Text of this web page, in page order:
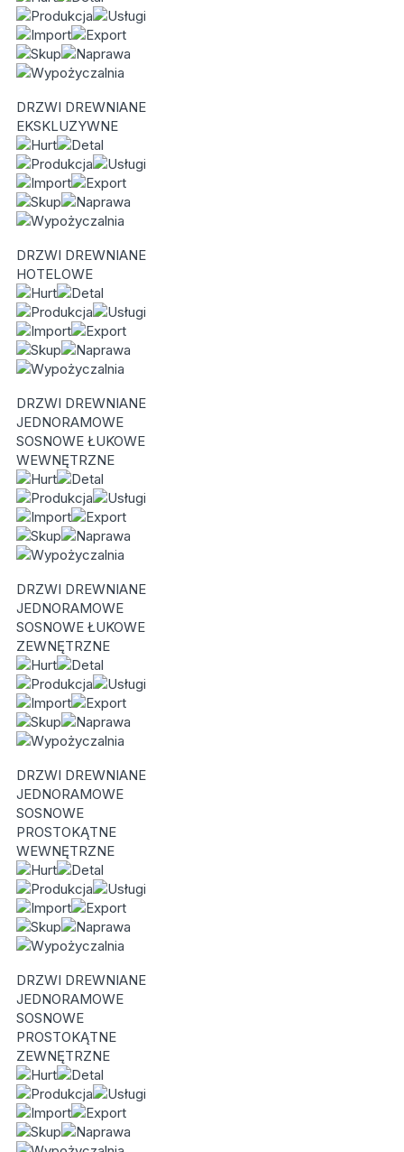
DRZWI DREWNIANE
EKSKLUZYWNE
DRZWI DREWNIANE
HOTELOWE
DRZWI DREWNIANE
JEDNORAMOWE
SOSNOWE ŁUKOWE
WEWNĘTRZNE
DRZWI DREWNIANE
JEDNORAMOWE
SOSNOWE ŁUKOWE
ZEWNĘTRZNE
DRZWI DREWNIANE
JEDNORAMOWE
SOSNOWE
PROSTOKĄTNE
WEWNĘTRZNE
DRZWI DREWNIANE
JEDNORAMOWE
SOSNOWE
PROSTOKĄTNE
ZEWNĘTRZNE